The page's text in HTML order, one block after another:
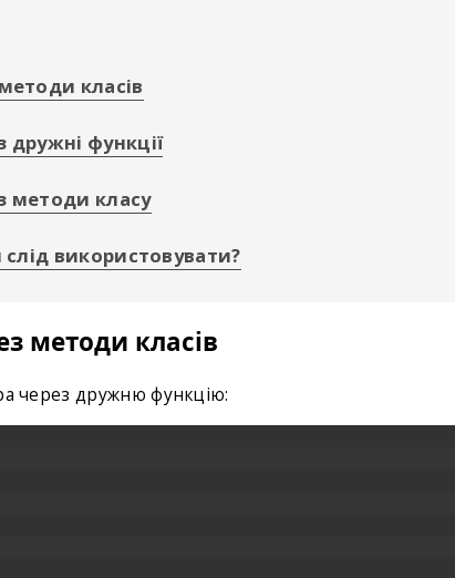
класів
функції
методи класу
використовувати?
методи класів
через дружню функцію: